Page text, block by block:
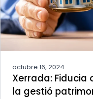
octubre 16, 2024
Xerrada: Fiducia
la gestió